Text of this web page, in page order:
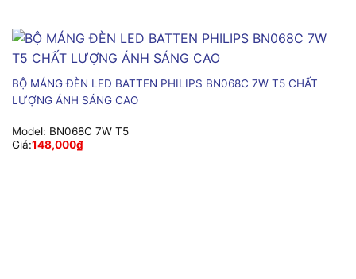
BỘ MÁNG ĐÈN LED BATTEN PHILIPS BN068C 7W T5 CHẤT
LƯỢNG ÁNH SÁNG CAO
Model: BN068C 7W T5
Giá:148,000₫